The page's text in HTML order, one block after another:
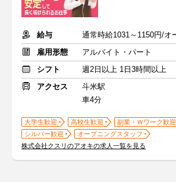
給与
雇用形態
アルバイト・パート
シフト
週2日以上 1日3時間以上
アクセス
斗米駅
車4分
大学生歓迎 高校生歓迎
副業・Ｗワーク歓迎
シルバー歓迎
オープニングスタッフ
株式会社クスリのアオキの求人一覧を見る